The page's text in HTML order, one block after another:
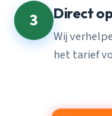
3 Direct
Wij
het tarief